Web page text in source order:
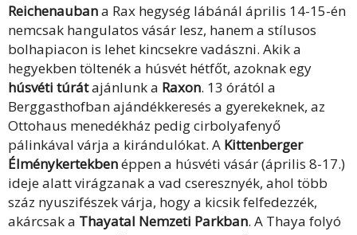
Reichenaubana Rax hegység lábánál április 14-15-én
nemcsak hangulatos vásár lesz, hanem a stílusos
bolhapiacon is lehet kincsekre vadászni. Akik a
hegyekben töltenék a húsvét hétfőt, azoknak egy
húsvéti túrátajánlunk a Raxon. 13 órától a
Berggasthofban ajándékkeresés a gyerekeknek, az
Ottohaus menedékház pedig cirbolyafenyő
pálinkával várja a kirándulókat. A Kittenberger
Élménykertekbenéppen a húsvéti vásár (április 8-17.)
ideje alatt virágzanak a vad cseresznyék, ahol több
száz nyuszifészek várja, hogy a kicsik felfedezzék,
akárcsak a Thayatal Nemzeti Parkban. A Thaya folyó